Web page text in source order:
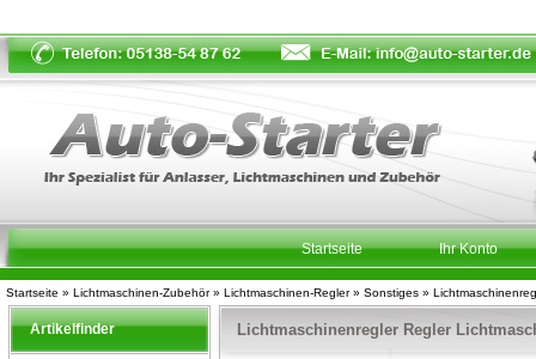
Startseite » Lichtmaschinen-Zubehör» Lichtmaschinen-Regler» Sonstiges »
Startseite Ihr Konto
Artikelfinder Lichtmaschinenregler Regler